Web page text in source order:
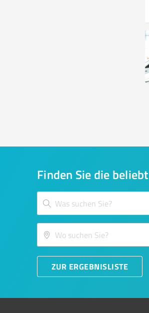
Finden Sie die
ZUR ERGEBNISLISTE